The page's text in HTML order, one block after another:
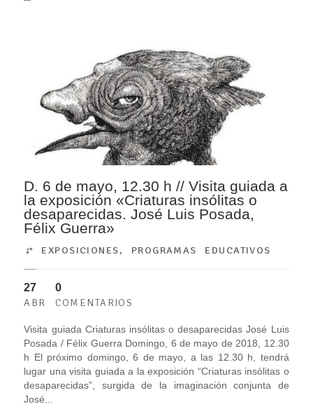
D. 6 de mayo, 12.30 h // Visita guiada a
la exposición «Criaturas insólitas o
desaparecidas. José Luis Posada,
Félix Guerra»
EXPOSICIONES, PROGRAMAS EDUCATIVOS
27
ABR
0
COMENTARIOS
Visita guiada Criaturas insólitas o desaparecidas José Luis
Posada / Félix Guerra Domingo, 6 de mayo de 2018, 12.30
h El próximo domingo, 6 de mayo, a las 12.30 h, tendrá
lugar una visita guiada a la exposición “Criaturas insólitas o
desaparecidas”, surgida de la imaginación conjunta de
José...